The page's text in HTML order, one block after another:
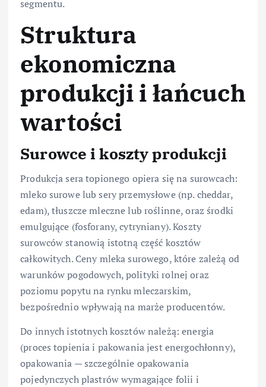
segmentu.
Struktura
ekonomiczna
produkcji i łańcuch
wartości
Surowce i koszty produkcji
Produkcja sera topionego opiera się na surowcach:
mleko surowe lub sery przemysłowe (np. cheddar,
edam), tłuszcze mleczne lub roślinne, oraz środki
emulgujące (fosforany, cytryniany). Koszty
surowców stanowią istotną część kosztów
całkowitych. Ceny mleka surowego, które zależą od
warunków pogodowych, polityki rolnej oraz
poziomu popytu na rynku mleczarskim,
bezpośrednio wpływają na marże producentów.
Do innych istotnych kosztów należą: energia
(proces topienia i pakowania jest energochłonny),
opakowania — szczególnie opakowania
pojedynczych plastrów wymagające folii i